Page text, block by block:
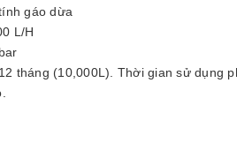
gáo dừa
L/H
tháng (10,000L). Thời gian sử dụng